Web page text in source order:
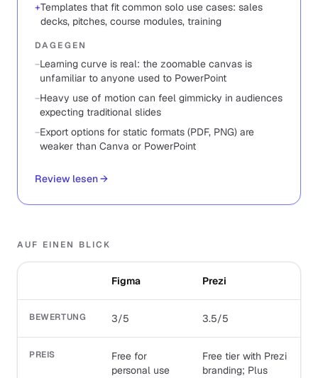
+Templates that fit common solo use cases: sales
decks, pitches, course modules, training
DAGEGEN
−Learning curve is real: the zoomable canvas is
unfamiliar to anyone used to PowerPoint
−Heavy use of motion can feel gimmicky in audiences
expecting traditional slides
−Export options for static formats (PDF, PNG) are
weaker than Canva or PowerPoint
Review lesen→
AUF EINEN BLICK
Figma Prezi
BEWERTUNG 3/5 3.5/5
PREIS
Free for
personal use
Free tier with Prezi
branding; Plus